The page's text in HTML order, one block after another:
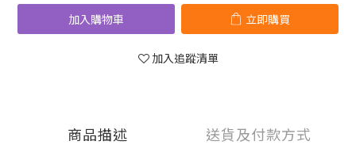
加入購物車 立即購買
加入追蹤清單
商品描述 送貨及付款方式